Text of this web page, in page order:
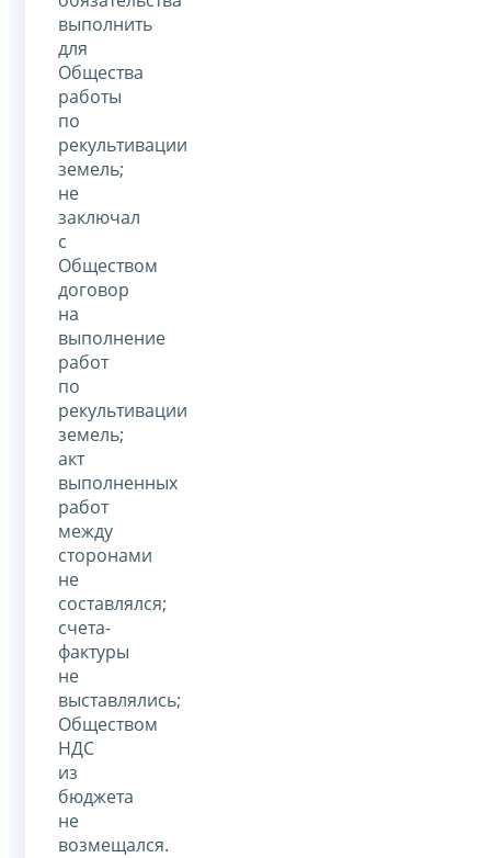
выполнить
для
Общества
работы
по
рекультивации
земель;
не
заключал
с
Обществом
договор
на
выполнение
работ
по
рекультивации
земель;
акт
выполненных
работ
между
сторонами
не
составлялся;
счета-
фактуры
не
выставлялись;
Обществом
НДС
из
бюджета
не
возмещался.